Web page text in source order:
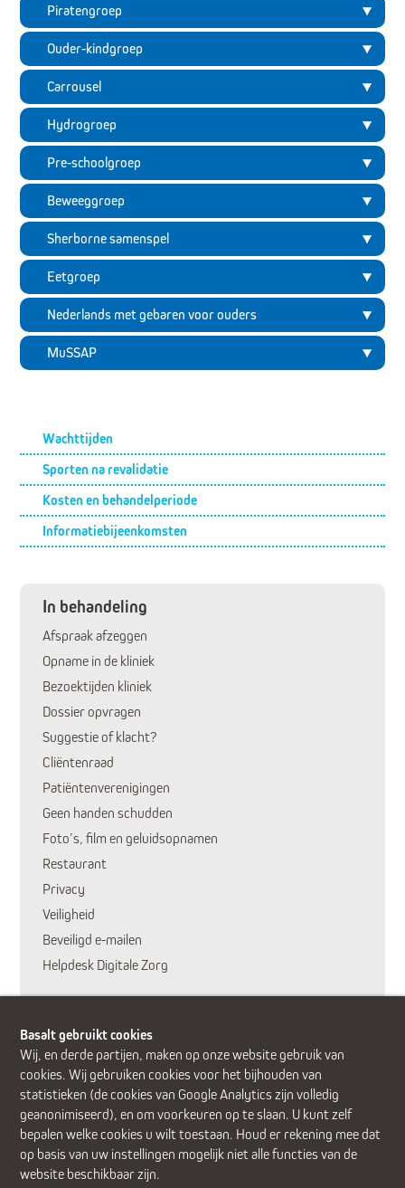
Piratengroep
Ouder-kindgroep
Carrousel
Hydrogroep
Pre-schoolgroep
Beweeggroep
Sherborne samenspel
Eetgroep
Nederlands met gebaren voor ouders
MuSSAP
Submenu
Wachttijden
Sporten na revalidatie
Kosten en behandelperiode
Informatiebijeenkomsten
In behandeling
Afspraak afzeggen
Opname in de kliniek
Bezoektijden kliniek
Dossier opvragen
Suggestie of klacht?
Cliëntenraad
Patiëntenverenigingen
Geen handen schudden
Foto’s, film en geluidsopnamen
Restaurant
Privacy
Veiligheid
Beveiligd e-mailen
Helpdesk Digitale Zorg
Alphen aan den Rijn (Alrijne Ziekenhuis) Delft
Den Haag
Gouda
Leiden Leiderdorp (Alrijne Ziekenhuis) Zoetermeer
Basalt gebruikt cookies
Wij, en derde partijen, maken op onze website gebruik van
cookies. Wij gebruiken cookies voor het bijhouden van
statistieken (de cookies van Google Analytics zijn volledig
geanonimiseerd), en om voorkeuren op te slaan. U kunt zelf
bepalen welke cookies u wilt toestaan. Houd er rekening mee dat
op basis van uw instellingen mogelijk niet alle functies van de
website beschikbaar zijn.